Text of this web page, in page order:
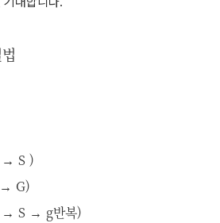
S )
G)
S → g반복)